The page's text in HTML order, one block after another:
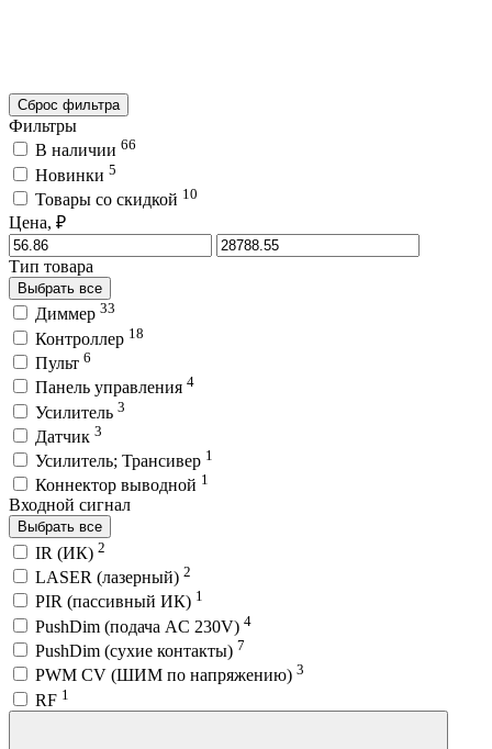
Сброс фильтра
Фильтры
В наличии 66
Новинки 5
Товары со скидкой 10
Цена, ₽
Тип товара
Выбрать все
Диммер 33
Контроллер 18
Пульт 6
Панель управления 4
Усилитель 3
Датчик 3
Усилитель; Трансивер 1
Коннектор выводной 1
Входной сигнал
Выбрать все
IR (ИК) 2
LASER (лазерный) 2
PIR (пассивный ИК) 1
PushDim (подача AC 230V) 4
PushDim (сухие контакты) 7
PWM СV (ШИМ по напряжению) 3
RF 1